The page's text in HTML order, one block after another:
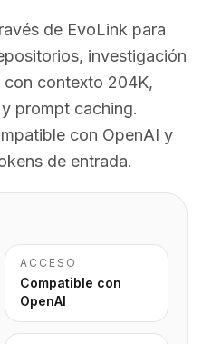
de EvoLink para
investigación
contexto 204K,
prompt caching.
con OpenAI y
de entrada.
ACCESO
Compatible con
OpenAI